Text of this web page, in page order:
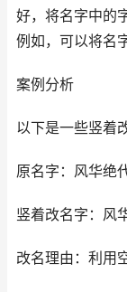
好，将名字中的
例如，可以将名
案例分析
以下是一些竖着
原名字：风华绝
竖着改名字：风
改名理由：利用